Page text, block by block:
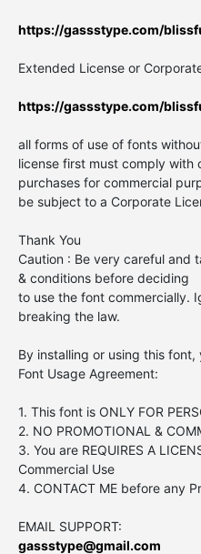
https://gassstype.com/
Extended License or
https://gassstype.com/
all forms of use of fonts
license first must comply with
purchases for commercial
be subject to a Corporate
Thank You
Caution : Be very careful and
& conditions before deciding
to use the font commercially.
breaking the law.
By installing or using this
Font Usage Agreement:
1. This font is ONLY FOR
2. NO PROMOTIONAL &
3. You are REQUIRES A
Commercial Use
4. CONTACT ME before any
EMAIL SUPPORT:
gassstype@gmail.com